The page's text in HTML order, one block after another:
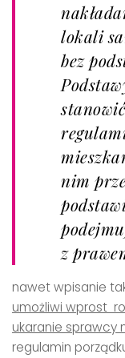
lokali
bez
nim
z
nawet wpisanie
umożliwi wprost
ukaranie sprawcy
regulamin